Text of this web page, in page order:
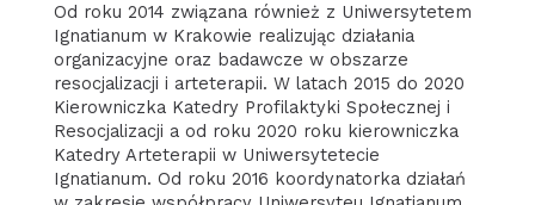
Od roku 2014 związana również z Uniwersytetem
Ignatianum w Krakowie realizując działania
organizacyjne oraz badawcze w obszarze
resocjalizacji i arteterapii. W latach 2015 do 2020
Kierowniczka Katedry Profilaktyki Społecznej i
Resocjalizacji a od roku 2020 roku kierowniczka
Katedry Arteterapii w Uniwersytetecie
Ignatianum. Od roku 2016 koordynatorka działań